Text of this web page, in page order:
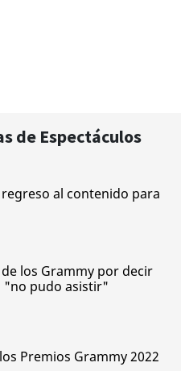
de Espectáculos
al contenido para
los Grammy por decir
"no pudo asistir"
Premios Grammy 2022